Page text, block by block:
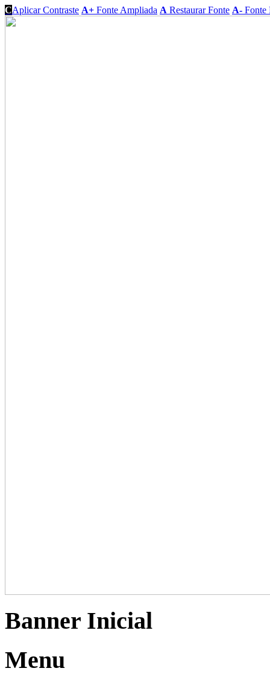
CAplicar Contraste A+ Fonte Ampliada A Restaurar Fonte A- Fonte
Banner Inicial
Menu